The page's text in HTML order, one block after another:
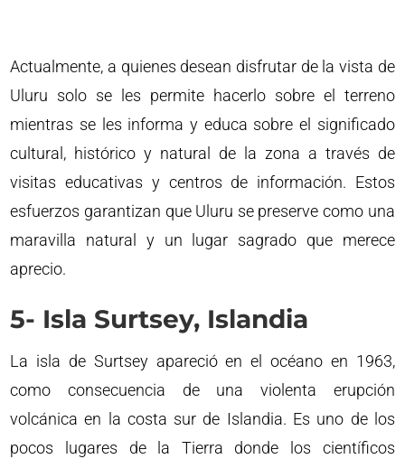
Actualmente, a quienes desean disfrutar de la vista de
Uluru solo se les permite hacerlo sobre el terreno
mientras se les informa y educa sobre el significado
cultural, histórico y natural de la zona a través de
visitas educativas y centros de información. Estos
esfuerzos garantizan que Uluru se preserve como una
maravilla natural y un lugar sagrado que merece
aprecio.
5- Isla Surtsey, Islandia
La isla de Surtsey apareció en el océano en 1963,
como consecuencia de una violenta erupción
volcánica en la costa sur de Islandia. Es uno de los
pocos lugares de la Tierra donde los científicos